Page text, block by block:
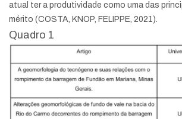
atual ter a produtividade como uma das
mérito (COSTA, KNOP, FELIPPE, 2021).
Quadro 1